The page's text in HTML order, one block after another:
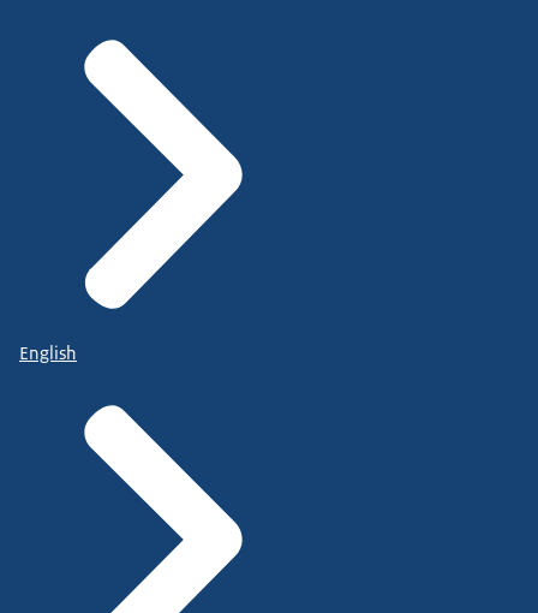
English